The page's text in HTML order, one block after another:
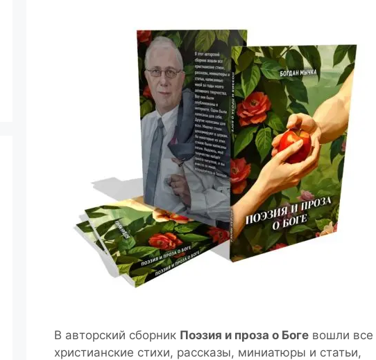
В авторский сборник Поэзия и проза о Боге вошли все
христианские стихи, рассказы, миниатюры и статьи,